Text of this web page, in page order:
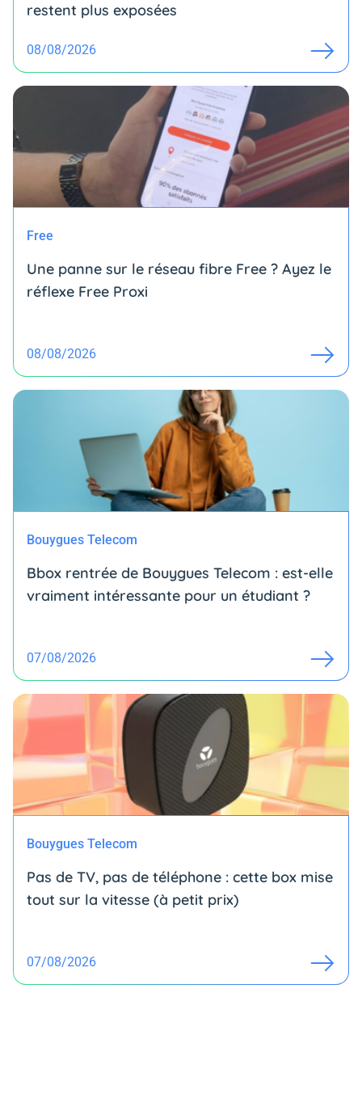
restent plus exposées
08/08/2026
Free
Une panne sur le réseau fibre Free ? Ayez le
réflexe Free Proxi
08/08/2026
Bouygues Telecom
Bbox rentrée de Bouygues Telecom : est-elle
vraiment intéressante pour un étudiant ?
07/08/2026
Bouygues Telecom
Pas de TV, pas de téléphone : cette box mise
tout sur la vitesse (à petit prix)
07/08/2026